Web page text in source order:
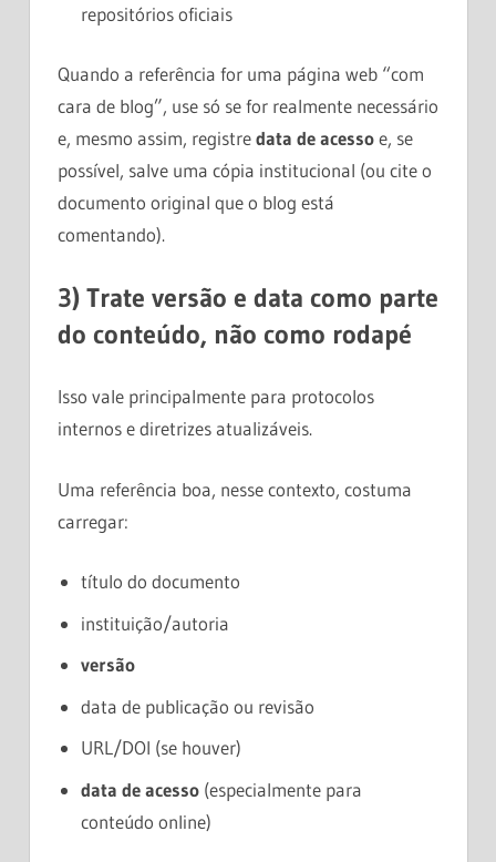
repositórios oficiais
Quando a referência for uma página web “com
cara de blog”, use só se for realmente necessário
e, mesmo assim, registredata de acessoe, se
possível, salve uma cópia institucional (ou cite o
documento original que o blog está
comentando).
3) Trate versão e data como parte
do conteúdo, não como rodapé
Isso vale principalmente para protocolos
internos e diretrizes atualizáveis.
Uma referência boa, nesse contexto, costuma
carregar:
título do documento
instituição/autoria
versão
data de publicação ou revisão
URL/DOI (se houver)
data de acesso (especialmente para
conteúdo online)